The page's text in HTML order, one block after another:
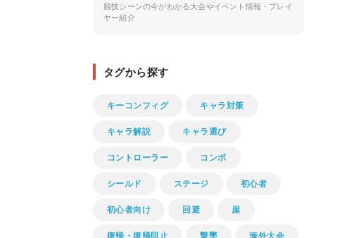
競技シーンの今がわかる大会やイベント情報・プレイ
ヤー紹介
タグから探す
キーコンフィグ キャラ対策
キャラ解説 キャラ選び
コントローラー コンボ
シールド ステージ 初心者
初心者向け 回避 崖
復帰・復帰阻止 撃墜 海外大会